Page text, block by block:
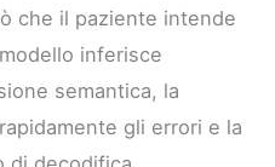
che il paziente intende
inferisce
semantica, la
gli errori e la